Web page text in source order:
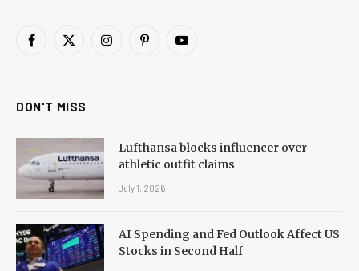
Facebook
X
InstagramPinterestYouTube
DON'T MISS
Lufthansa blocks influencer over
athletic outfit claims
July 1, 2026
AI Spending and Fed Outlook Affect US
Stocks in Second Half